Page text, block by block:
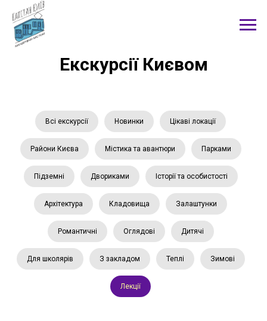
Екскурсії Києвом
Всі екскурсії Новинки Цікаві локації
Райони Києва Містика та авантюри Парками
Підземні Двориками Історії та особистості
Архітектура Кладовища Залаштунки
Романтичні Оглядові Дитячі
Для школярів З закладом Теплі Зимові
Лекції